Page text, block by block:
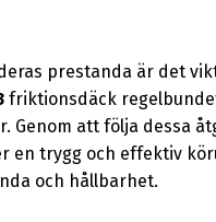
prestanda är det
friktionsdäck
att följa dessa
trygg och effektiv
och hållbarhet.